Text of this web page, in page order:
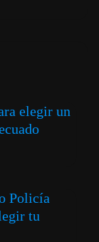
elegir un
Policía
tu